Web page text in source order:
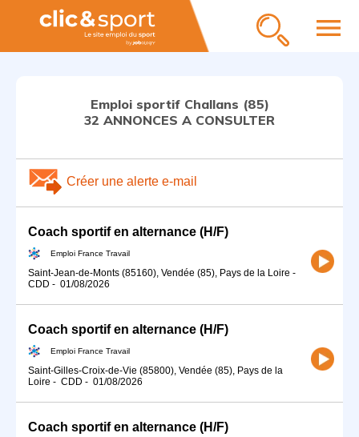
menu
Emploi sportif Challans (85)
32 ANNONCES A CONSULTER
Créer une alerte e-mail
Coach sportif en alternance (H/F)
Emploi France Travail
Saint-Jean-de-Monts (85160), Vendée (85), Pays de la Loire -
CDD - 01/08/2026
Coach sportif en alternance (H/F)
Emploi France Travail
Saint-Gilles-Croix-de-Vie (85800), Vendée (85), Pays de la
Loire - CDD - 01/08/2026
Coach sportif en alternance (H/F)